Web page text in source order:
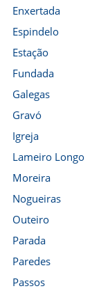
Enxertada
Espindelo
Estação
Fundada
Galegas
Gravó
Igreja
Lameiro Longo
Moreira
Nogueiras
Outeiro
Parada
Paredes
Passos